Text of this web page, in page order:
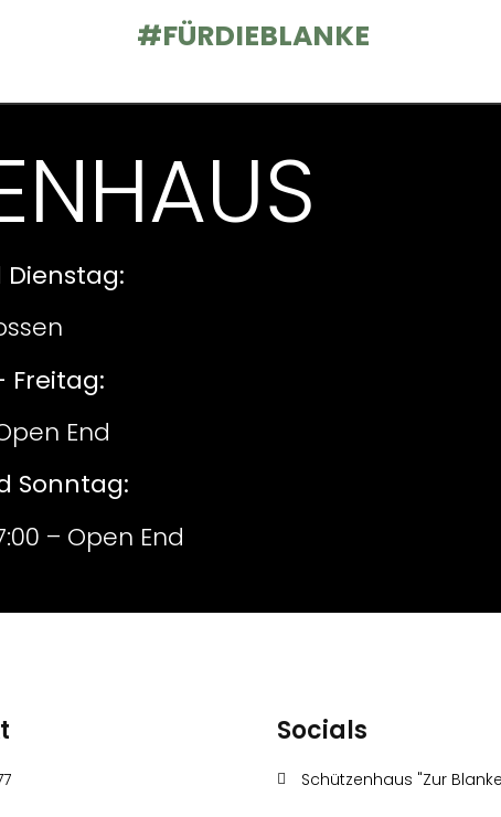
#FÜRDIEBLANKE
Freitag:
End
Sonntag:
– Open End
Socials
Schützenhaus "Zur